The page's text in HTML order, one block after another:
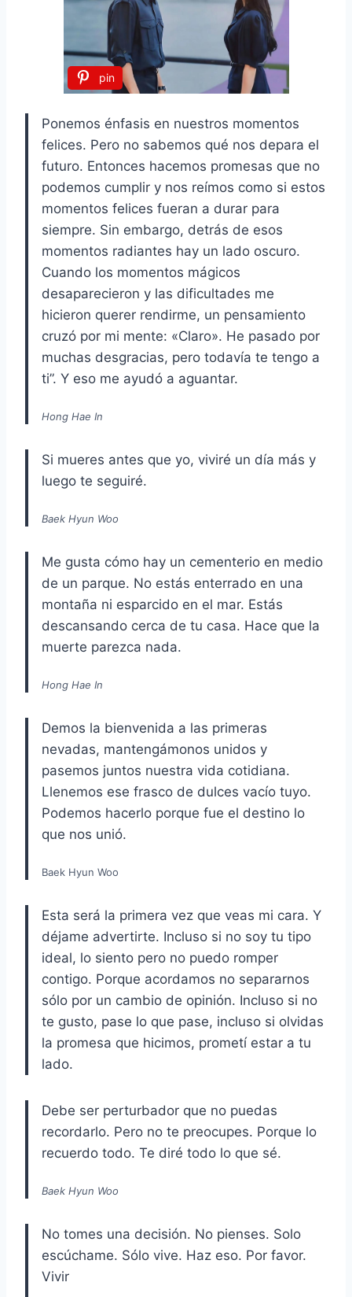
pin
Ponemos énfasis en nuestros momentos
felices. Pero no sabemos qué nos depara el
futuro. Entonces hacemos promesas que no
podemos cumplir y nos reímos como si estos
momentos felices fueran a durar para
siempre. Sin embargo, detrás de esos
momentos radiantes hay un lado oscuro.
Cuando los momentos mágicos
desaparecieron y las dificultades me
hicieron querer rendirme, un pensamiento
cruzó por mi mente: «Claro». He pasado por
muchas desgracias, pero todavía te tengo a
ti”. Y eso me ayudó a aguantar.
Hong Hae In
Si mueres antes que yo, viviré un día más y
luego te seguiré.
Baek Hyun Woo
Me gusta cómo hay un cementerio en medio
de un parque. No estás enterrado en una
montaña ni esparcido en el mar. Estás
descansando cerca de tu casa. Hace que la
muerte parezca nada.
Hong Hae In
Demos la bienvenida a las primeras
nevadas, mantengámonos unidos y
pasemos juntos nuestra vida cotidiana.
Llenemos ese frasco de dulces vacío tuyo.
Podemos hacerlo porque fue el destino lo
que nos unió.
Baek Hyun Woo
Esta será la primera vez que veas mi cara. Y
déjame advertirte. Incluso si no soy tu tipo
ideal, lo siento pero no puedo romper
contigo. Porque acordamos no separarnos
sólo por un cambio de opinión. Incluso si no
te gusto, pase lo que pase, incluso si olvidas
la promesa que hicimos, prometí estar a tu
lado.
Debe ser perturbador que no puedas
recordarlo. Pero no te preocupes. Porque lo
recuerdo todo. Te diré todo lo que sé.
Baek Hyun Woo
No tomes una decisión. No pienses. Solo
escúchame. Sólo vive. Haz eso. Por favor.
Vivir